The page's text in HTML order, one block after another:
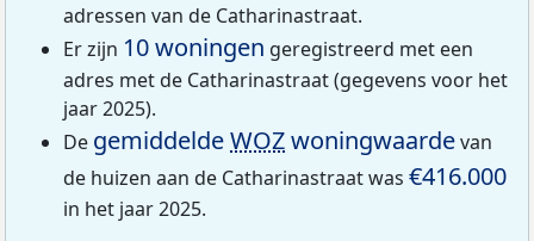
adressen van de Catharinastraat.
Er zijn 10 woningen geregistreerd met een
adres met de Catharinastraat (gegevens voor het
jaar 2025).
De gemiddeldeWOZwoningwaardevan
de huizen aan de Catharinastraat was €416.000
in het jaar 2025.